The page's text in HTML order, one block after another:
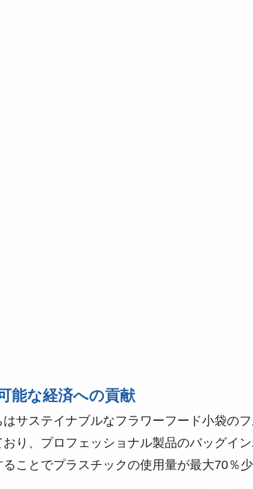
能な経済への貢献
はサステイナブルなフラワーフード小袋の
おり、プロフェッショナル製品のバッグイ
ることでプラスチックの使用量が最大70％